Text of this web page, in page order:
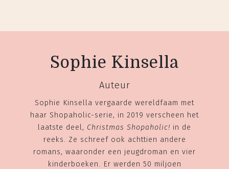
Sophie Kinsella
Auteur
Sophie Kinsella vergaarde wereldfaam met
haar Shopaholic-serie, in 2019 verscheen het
laatste deel, Christmas Shopaholic! in de
reeks. Ze schreef ook achttien andere
romans, waaronder een jeugdroman en vier
kinderboeken. Er werden 50 miljoen